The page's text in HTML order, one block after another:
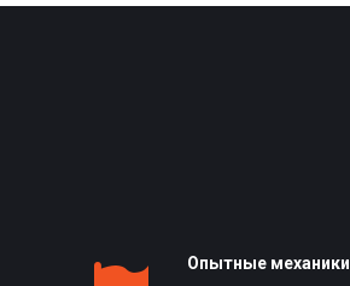
Опытные механики